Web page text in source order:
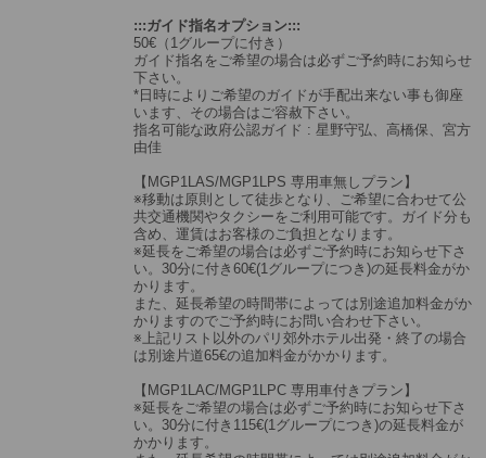
:::ガイド指名オプション:::
50€（1グループに付き）
ガイド指名をご希望の場合は必ずご予約時にお知らせ
下さい。
*日時によりご希望のガイドが手配出来ない事も御座
います、その場合はご容赦下さい。
指名可能な政府公認ガイド : 星野守弘、高橋保、宮方
由佳
【MGP1LAS/MGP1LPS 専用車無しプラン】
※移動は原則として徒歩となり、ご希望に合わせて公
共交通機関やタクシーをご利用可能です。ガイド分も
含め、運賃はお客様のご負担となります。
※延長をご希望の場合は必ずご予約時にお知らせ下さ
い。30分に付き60€(1グループにつき)の延長料金がか
かります。
また、延長希望の時間帯によっては別途追加料金がか
かりますのでご予約時にお問い合わせ下さい。
※上記リスト以外のパリ郊外ホテル出発・終了の場合
は別途片道65€の追加料金がかかります。
【MGP1LAC/MGP1LPC 専用車付きプラン】
※延長をご希望の場合は必ずご予約時にお知らせ下さ
い。30分に付き115€(1グループにつき)の延長料金が
かかります。